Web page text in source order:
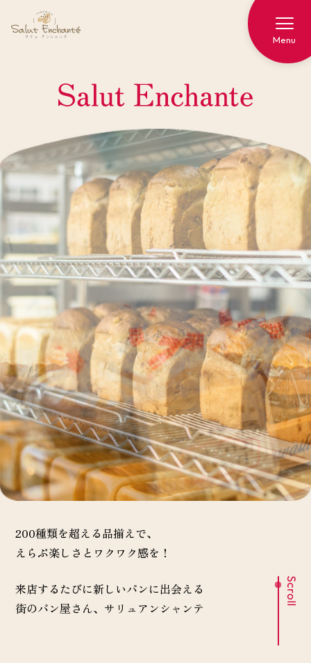
200種類を超える品揃えで、
えらぶ楽しさとワクワク感を！
来店するたびに新しいパンに出会える
街のパン屋さん、サリュアンシャンテ